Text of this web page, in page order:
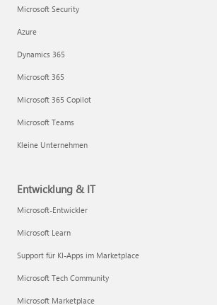
Microsoft Security
Azure
Dynamics 365
Microsoft 365
Microsoft 365 Copilot
Microsoft Teams
Kleine Unternehmen
Entwicklung & IT
Microsoft-Entwickler
Microsoft Learn
Support für KI-Apps im Marketplace
Microsoft Tech Community
Microsoft Marketplace